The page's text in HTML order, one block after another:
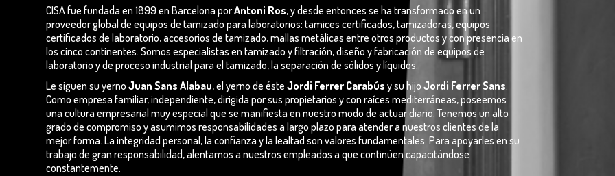
CISA fue fundada en 1899 en Barcelona porAntoni Ros, y desde entonces se ha transformado en un
proveedor global de equipos de tamizado para laboratorios: tamices certificados, tamizadoras, equipos
certificados de laboratorio, accesorios de tamizado, mallas metálicas entre otros productos y con presencia en
los cinco continentes. Somos especialistas en tamizado y filtración, diseño y fabricación de equipos de
laboratorio y de proceso industrial para el tamizado, la separación de sólidos y líquidos.
Le siguen su yernoJuan Sans Alabau, el yerno de ésteJordi Ferrer Carabús y su hijoJordi Ferrer Sans.
Como empresa familiar, independiente, dirigida por sus propietarios y con raíces mediterráneas, poseemos
una cultura empresarial muy especial que se manifiesta en nuestro modo de actuar diario. Tenemos un alto
grado de compromiso y asumimos responsabilidades a largo plazo para atender a nuestros clientes de la
mejor forma. La integridad personal, la confianza y la lealtad son valores fundamentales. Para apoyarles en su
trabajo de gran responsabilidad, alentamos a nuestros empleados a que continúen capacitándose
constantemente.